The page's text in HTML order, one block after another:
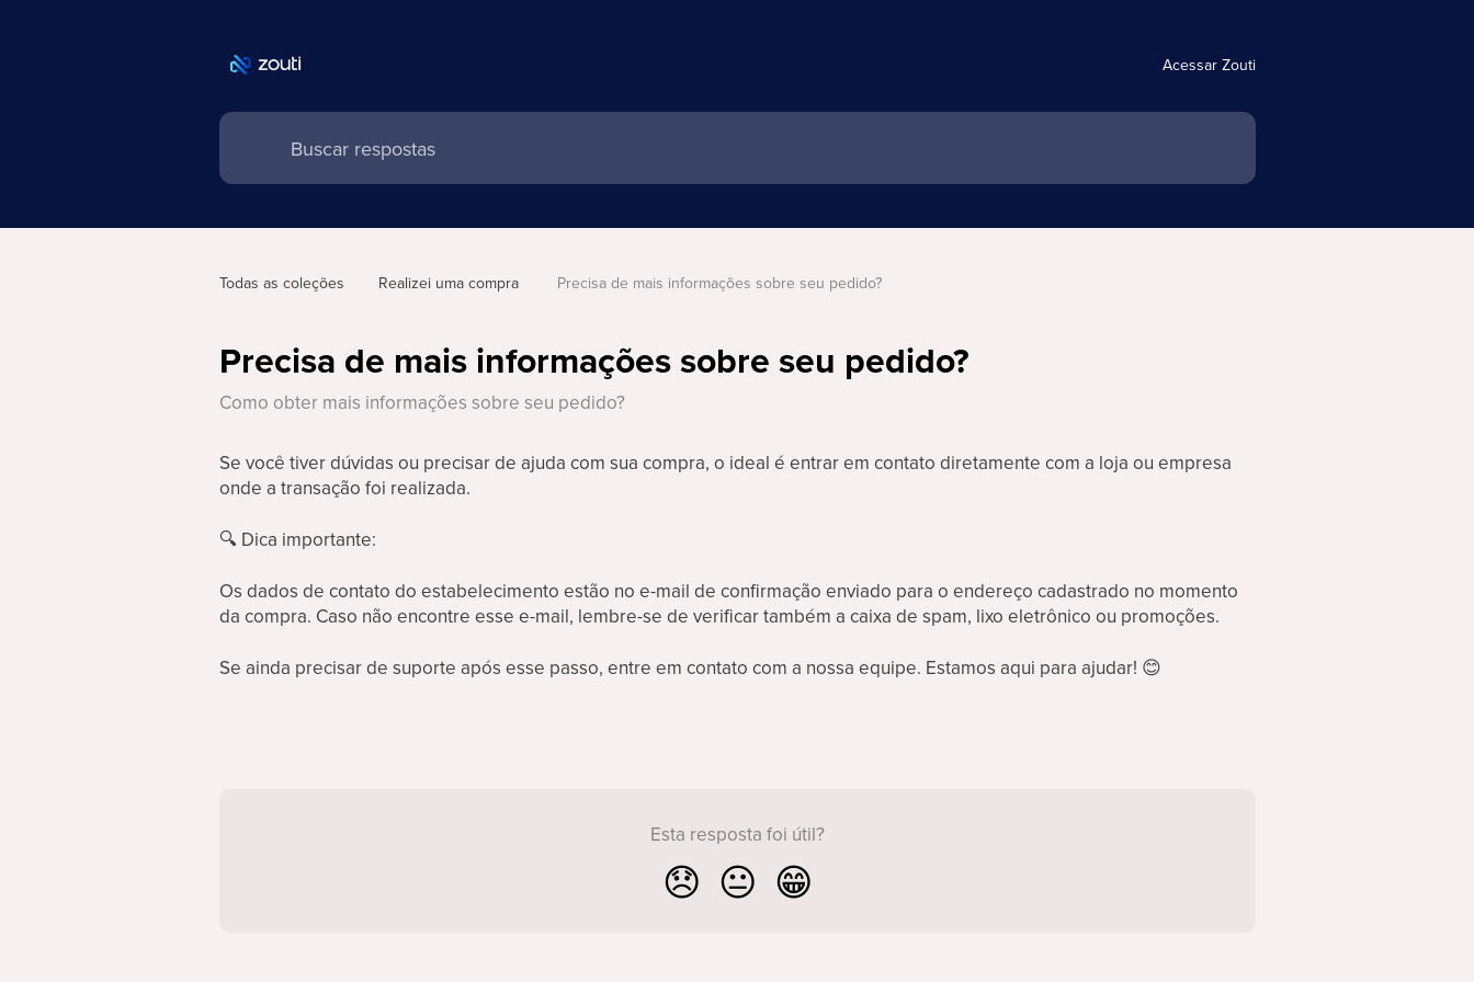
Acessar Zouti
Todas as coleções Realizei uma compra Precisa de mais informações sobre seu pedido?
Precisa de mais informações sobre seu pedido?
Como obter mais informações sobre seu pedido?
Se você tiver dúvidas ou precisar de ajuda com sua compra, o ideal é entrar em contato diretamente com a loja ou empresa
onde a transação foi realizada.
🔍Dica importante:
Os dados de contato do estabelecimento estão no e-mail de confirmação enviado para o endereço cadastrado no momento
da compra. Caso não encontre esse e-mail, lembre-se de verificar também a caixa de spam, lixo eletrônico ou promoções.
Se ainda precisar de suporte após esse passo, entre em contato com a nossa equipe. Estamos aqui para ajudar! 😊
Esta resposta foi útil?
😞 😐 😁